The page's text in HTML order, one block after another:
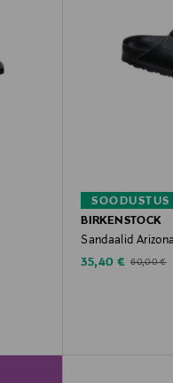
SOODUSTUS
BIRKENSTOCK
Sandaalid
Discounted Price
35,40 € Original
60,00 €